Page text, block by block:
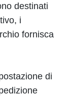
destinati
i
fornisca
di